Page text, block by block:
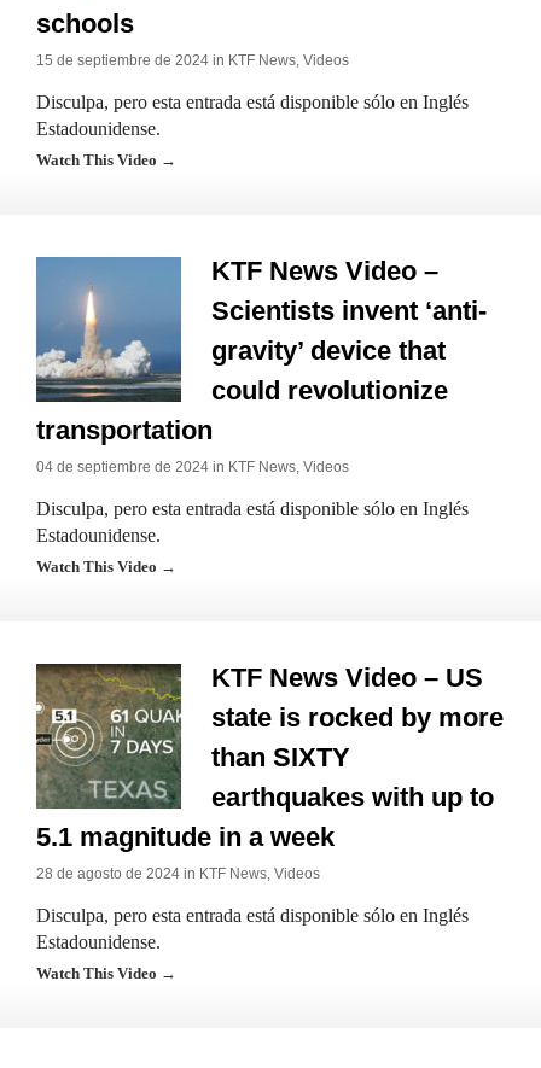
schools
15 de septiembre de 2024 in KTF News, Videos
Disculpa, pero esta entrada está disponible sólo en Inglés
Estadounidense.
Watch This Video →
KTF News Video –
Scientists invent ‘anti-
gravity’ device that
could revolutionize
transportation
04 de septiembre de 2024 in KTF News, Videos
Disculpa, pero esta entrada está disponible sólo en Inglés
Estadounidense.
Watch This Video →
KTF News Video – US
state is rocked by more
than SIXTY
earthquakes with up to
5.1 magnitude in a week
28 de agosto de 2024 in KTF News, Videos
Disculpa, pero esta entrada está disponible sólo en Inglés
Estadounidense.
Watch This Video →